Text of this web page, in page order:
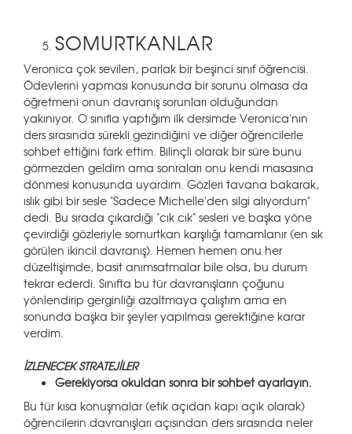
SOMURTKANLAR
Veronica çok sevilen, parlak bir beşinci sınıf öğrencisi.
Ödevlerini yapması konusunda bir sorunu olmasa da
öğretmeni onun davranış sorunları olduğundan
yakınıyor. O sınıfla yaptığım ilk dersimde Veronica'nın
ders sırasında sürekli gezindiğini ve diğer öğrencilerle
sohbet ettiğini fark ettim. Bilinçli olarak bir süre bunu
görmezden geldim ama sonraları onu kendi masasına
dönmesi konusunda uyardım. Gözleri tavana bakarak,
ıslık gibi bir sesle "Sadece Michelle'den silgi alıyordum"
dedi. Bu sırada çıkardığı "cık cık" sesleri ve başka yöne
çevirdiği gözleriyle somurtkan karşılığı tamamlanır (en sık
görülen ikincil davranış). Hemen hemen onu her
düzeltişimde, basit anımsatmalar bile olsa, bu durum
tekrar ederdi. Sınıfta bu tür davranışların çoğunu
yönlendirip gerginliği azaltmaya çalıştım ama en
sonunda başka bir şeyler yapılması gerektiğine karar
verdim.
İZLENECEK STRATEJİLER
Gerekiyorsa okuldan sonra bir sohbet ayarlayın.
Bu tür kısa konuşmalar (etik açıdan kapı açık olarak)
öğrencilerin davranışları açısından ders sırasında neler